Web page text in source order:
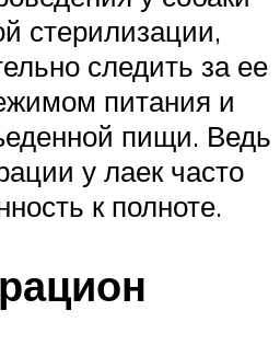
стерилизации,
следить за ее
питания и
пищи. Ведь
у лаек часто
к полноте.